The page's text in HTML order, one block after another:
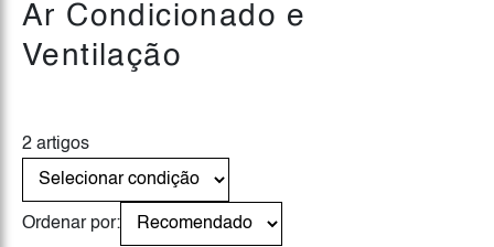
Ar Condicionado e
Ventilação
2 artigos
Ordenar por: